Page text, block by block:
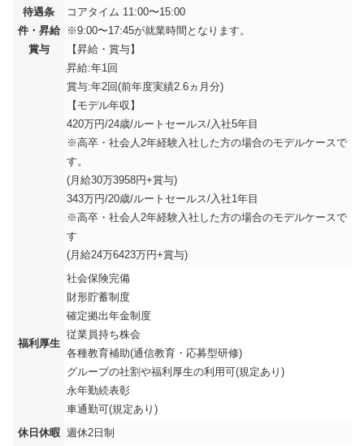
待遇条
件・昇給
賞与
コアタイム 11:00〜15:00
※9:00〜17:45が就業時間となります。
【昇給・賞与】
昇給:年1回
賞与:年2回(前年度実績2.6ヵ月分)
【モデル年収】
420万円/24歳/ルートセールス/⼊社5年目
※⾼卒・社会⼈2年経験⼊社した⽅の場合のモデルケースで
す。
(⽉給30万3958円+賞与)
343万円/20歳/ルートセールス/⼊社1年目
※⾼卒・社会⼈2年経験⼊社した⽅の場合のモデルケースで
す
(⽉給24万6423万円+賞与)
福利厚生
社会保険完備
財形貯蓄制度
確定拠出年⾦制度
従業員持ち株会
各種教育補助(通信教育・応募型研修)
グループの社割や福利厚⽣の利⽤可(規定あり)
永年勤続表彰
⾞通勤可(規定あり)
休日休暇 週休2日制